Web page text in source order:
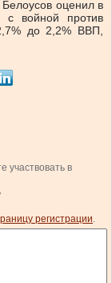
оценил в
войной против
до 2,2% ВВП,
участвовать в
регистрации.